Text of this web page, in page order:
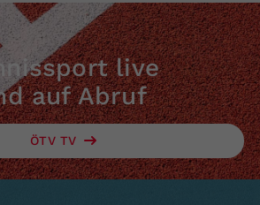
live
auf Abruf
ÖTV TV